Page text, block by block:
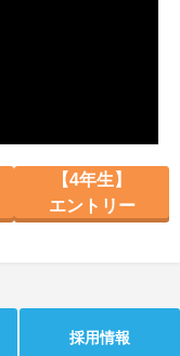
【4年生】
エントリー
採用情報